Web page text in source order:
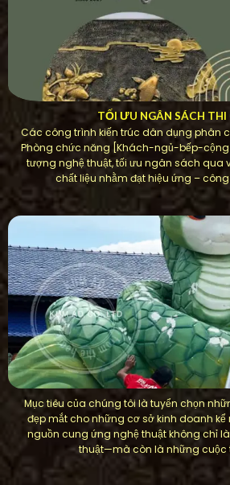
TỐI ƯU NGÂN SÁCH THI
Các công trình kiến ​​trúc dân dụng phân
Phòng chức năng [Khách-ngủ-bếp-cộng
tượng nghệ thuật, tối ưu ngân sách qua
chất liệu nhằm đạt hiệu ứng –
Mục tiêu của chúng tôi là tuyển chọn
đẹp mắt cho những cơ sở kinh doanh
nguồn cung ứng nghệ thuật không chỉ
thuật—mà còn là những cuộc